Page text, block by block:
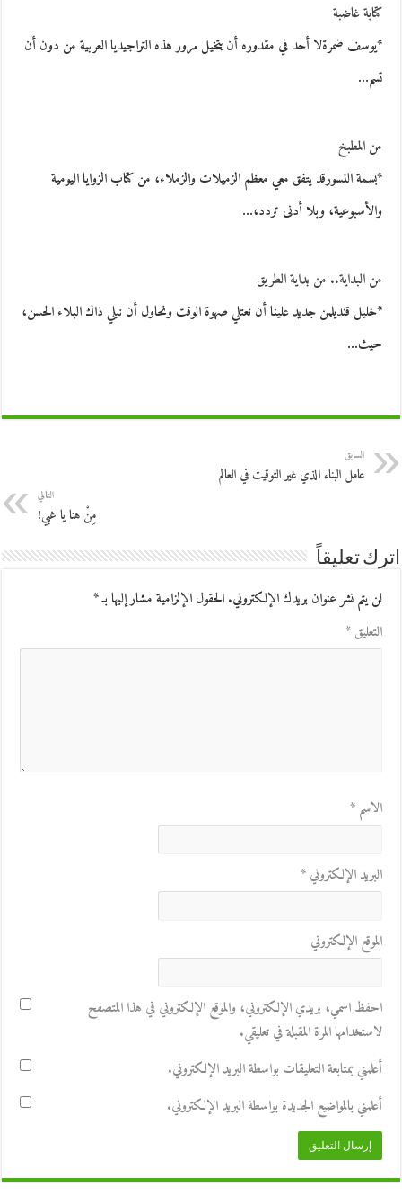
كتابة غاضبة
*يوسف ضمرةلا أحد في مقدوره أن يتخيل مرور هذه التراجيديا العربية من دون أن
تسم…
من المطبخ
*بسمة النسورقد يتفق معي معظم الزميلات والزملاء، من كتاب الزوايا اليومية
والأسبوعية، وبلا أدنى تردد،…
من البداية.. من بداية الطريق
*خليل قنديلمن جديد علينا أن نعتلي صهوة الوقت ونحاول أن نبلي ذاك البلاء الحسن،
حيث…
السابق
عامل البناء الذي غير التوقيت في العالم
التالي
مِنْ هنا يا غبي!
اترك تعليقاً
لن يتم نشر عنوان بريدك الإلكتروني.الحقول الإلزامية مشار إليها بـ*
التعليق*
الاسم*
البريد الإلكتروني*
الموقع الإلكتروني
احفظ اسمي، بريدي الإلكتروني، والموقع الإلكتروني في هذا المتصفح
لاستخدامها المرة المقبلة في تعليقي.
أعلمني بمتابعة التعليقات بواسطة البريد الإلكتروني.
أعلمني بالمواضيع الجديدة بواسطة البريد الإلكتروني.